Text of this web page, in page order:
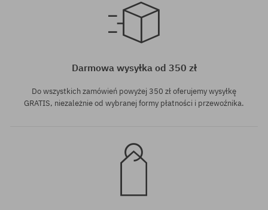
Darmowa wysyłka od 350 zł
Do wszystkich zamówień powyżej 350 zł oferujemy wysyłkę
GRATIS, niezależnie od wybranej formy płatności i przewoźnika.